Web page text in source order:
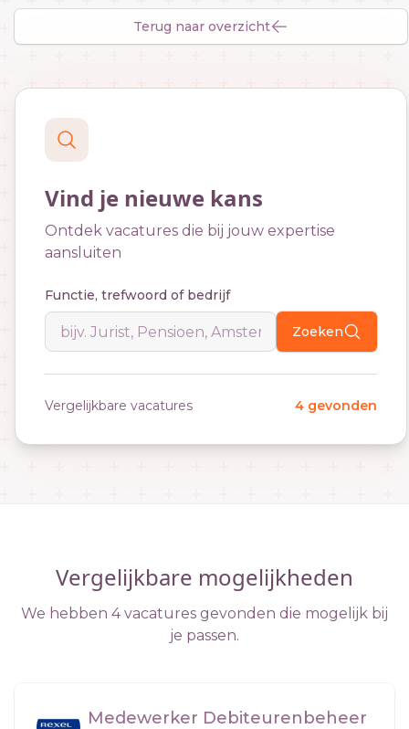
Terug naar overzicht
Vind je nieuwe kans
Ontdek vacatures die bij jouw expertise
aansluiten
Functie, trefwoord of bedrijf
Zoeken
Vergelijkbare vacatures 4 gevonden
Vergelijkbare mogelijkheden
We hebben 4 vacatures gevonden die mogelijk bij
je passen.
Medewerker Debiteurenbeheer